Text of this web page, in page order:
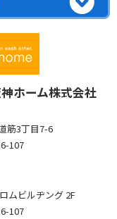
ホーム株式会社
筋3丁目7-6
107
ムビルヂング 2F
107